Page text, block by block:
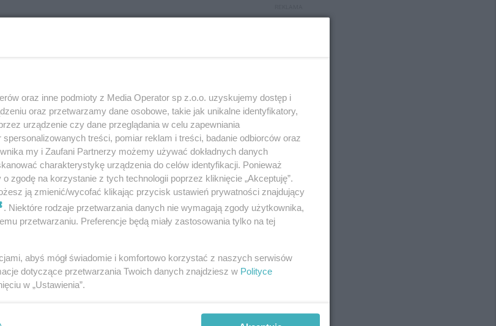
REKLAMA
oraz inne podmioty z Media Operator sp z.o.o. uzyskujemy dostęp i
oraz przetwarzamy dane osobowe, takie jak unikalne identyfikatory,
urządzenie czy dane przeglądania w celu zapewniania
treści, pomiar reklam i treści, badanie odbiorców oraz
my i Zaufani Partnerzy możemy używać dokładnych danych
charakterystykę urządzenia do celów identyfikacji. Ponieważ
zgodę na korzystanie z tych technologii poprzez kliknięcie „Akceptuję”.
ją zmienić/wycofać klikając przycisk ustawień prywatności znajdujący
. Niektóre rodzaje przetwarzania danych nie wymagają zgody użytkownika,
przetwarzaniu. Preferencje będą miały zastosowania tylko na tej
abyś mógł świadomie i komfortowo korzystać z naszych serwisów
dotyczące przetwarzania Twoich danych znajdziesz w Polityce
w „Ustawienia”.